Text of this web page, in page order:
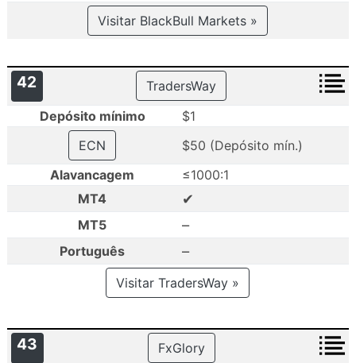
Visitar BlackBull Markets »
42
TradersWay
Depósito mínimo
$1
ECN
$50 (Depósito mín.)
Alavancagem
≤1000:1
MT4
✔
MT5 –
Português –
Visitar TradersWay »
43
FxGlory